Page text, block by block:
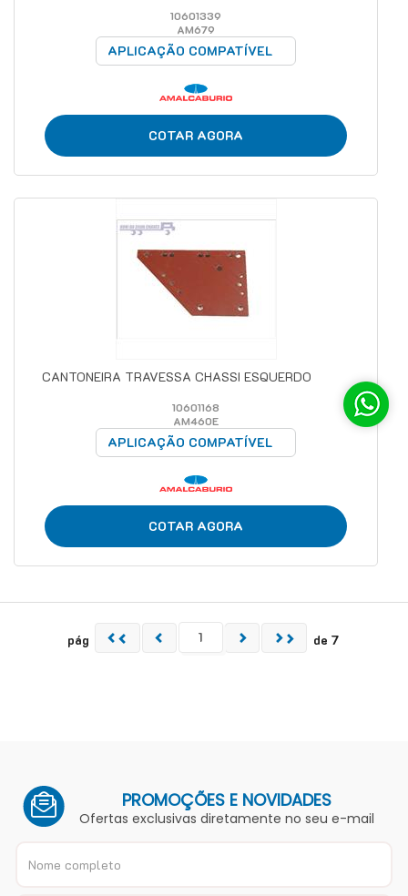
10601339
AM679
APLICAÇÃO COMPATÍVEL
COTAR AGORA
CANTONEIRA TRAVESSA CHASSI ESQUERDO
10601168
AM460E
APLICAÇÃO COMPATÍVEL
COTAR AGORA
pág de 7
PROMOÇÕES E NOVIDADES
Ofertas exclusivas diretamente no seu e-mail